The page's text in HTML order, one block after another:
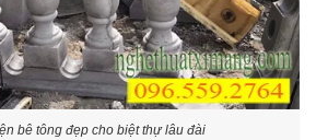
bê tông đẹp cho biệt thự lâu đài